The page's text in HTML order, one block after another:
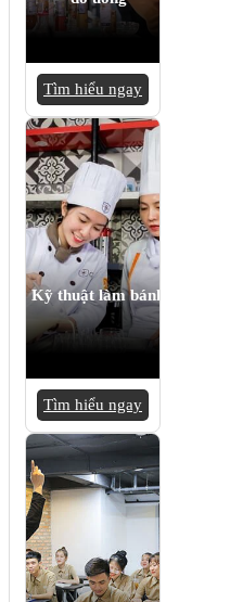
Tìm hiểu ngay
Kỹ thuật làm bánh
Tìm hiểu ngay